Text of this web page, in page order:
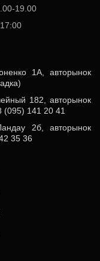
19.00
1А, авторынок
182, авторынок
141 20 41
2б, авторынок
35 36